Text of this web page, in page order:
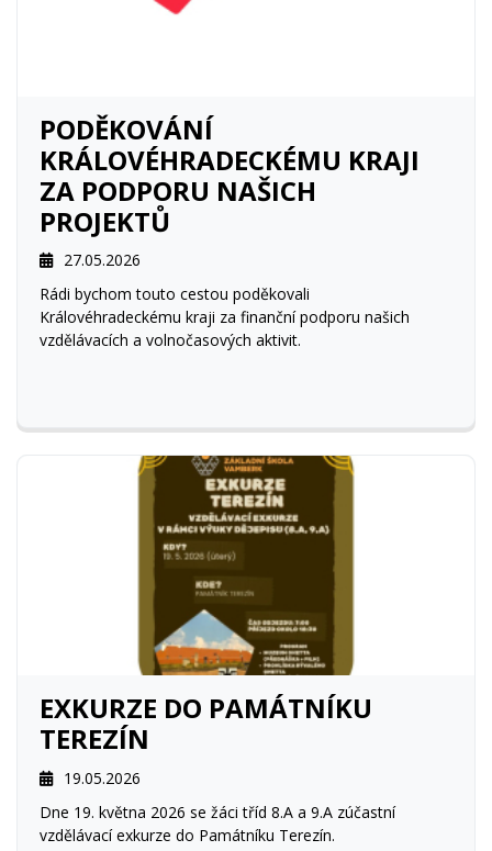
PODĚKOVÁNÍ
KRÁLOVÉHRADECKÉMU KRAJI
ZA PODPORU NAŠICH
PROJEKTŮ
27.05.2026
Rádi bychom touto cestou poděkovali
Královéhradeckému kraji za finanční podporu našich
vzdělávacích a volnočasových aktivit.
EXKURZE DO PAMÁTNÍKU
TEREZÍN
19.05.2026
Dne 19. května 2026 se žáci tříd 8.A a 9.A zúčastní
vzdělávací exkurze do Památníku Terezín.